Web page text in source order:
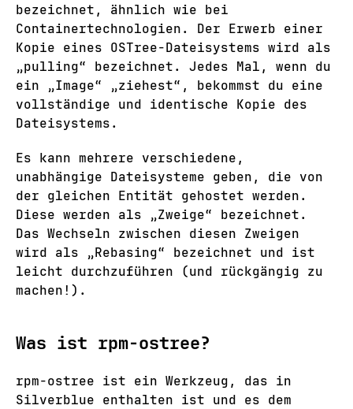
bezeichnet, ähnlich wie bei
Containertechnologien. Der Erwerb einer
Kopie eines OSTree-Dateisystems wird als
„pulling“ bezeichnet. Jedes Mal, wenn du
ein „Image“ „ziehest“, bekommst du eine
vollständige und identische Kopie des
Dateisystems.
Es kann mehrere verschiedene,
unabhängige Dateisysteme geben, die von
der gleichen Entität gehostet werden.
Diese werden als „Zweige“ bezeichnet.
Das Wechseln zwischen diesen Zweigen
wird als „Rebasing“ bezeichnet und ist
leicht durchzuführen (und rückgängig zu
machen!).
Was ist rpm-ostree?
rpm-ostree ist ein Werkzeug, das in
Silverblue enthalten ist und es dem